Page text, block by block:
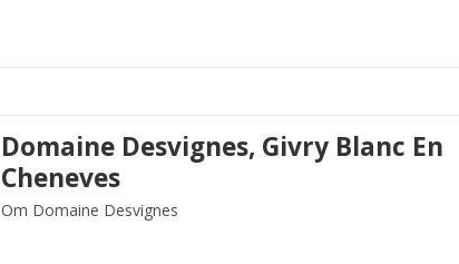
Domaine Desvignes, Givry Blanc En
Cheneves
Om Domaine Desvignes